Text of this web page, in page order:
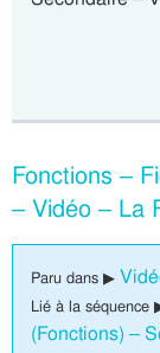
Fonctions –
– Vidéo – La
Paru dans ▶
Lié à la séquence
(Fonctions) –